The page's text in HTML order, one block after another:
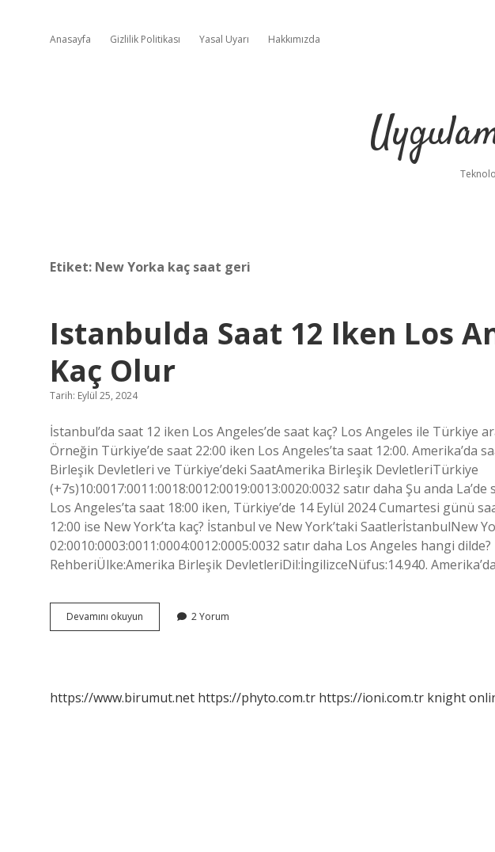
Anasayfa Gizlilik Politikası Yasal Uyarı Hakkımızda
Etiket: New Yorka kaç saat geri
Istanbulda Saat 12 Iken Los
Kaç Olur
Tarih: Eylül 25, 2024
İstanbul’da saat 12 iken Los Angeles’de saat kaç? Los Angeles ile Türkiye
Örneğin Türkiye’de saat 22:00 iken Los Angeles’ta saat 12:00. Amerika’da
Birleşik Devletleri ve Türkiye’deki SaatAmerika Birleşik DevletleriTürkiye
(+7s)10:0017:0011:0018:0012:0019:0013:0020:0032 satır daha Şu anda
Los Angeles’ta saat 18:00 iken, Türkiye’de 14 Eylül 2024 Cumartesi günü
12:00 ise New York’ta kaç? İstanbul ve New York’taki SaatlerİstanbulNew
02:0010:0003:0011:0004:0012:0005:0032 satır daha Los Angeles hangi
RehberiÜlke:Amerika Birleşik DevletleriDil:İngilizceNüfus:14.940.
Devamını okuyun Istanbulda
Saat
Ta
2 Yorum
https://www.birumut.net https://phyto.com.tr https://ioni.com.tr knight